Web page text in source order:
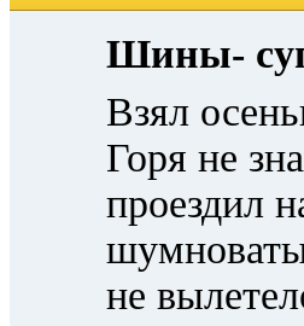
Шины-
Взял
Горя не
проездил
не